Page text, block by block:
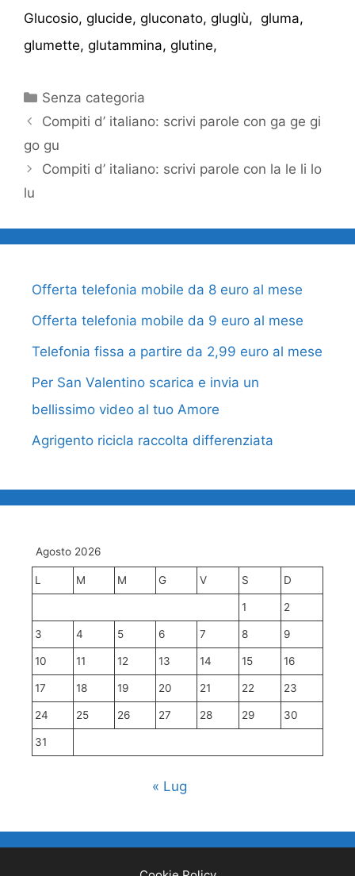
Glucosio, glucide, gluconato, gluglù, gluma,
glumette, glutammina, glutine,
Categorie
Senza categoria
Compiti d’ italiano: scrivi parole con ga ge gi
go gu
Compiti d’ italiano: scrivi parole con la le li lo
lu
Offerta telefonia mobile da 8 euro al mese
Offerta telefonia mobile da 9 euro al mese
Telefonia fissa a partire da 2,99 euro al mese
Per San Valentino scarica e invia un
bellissimo video al tuo Amore
Agrigento ricicla raccolta differenziata
Agosto 2026
L M M G V S D
1 2
3 4 5 6 7 8 9
10 11 12 13 14 15 16
17 18 19 20 21 22 23
24 25 26 27 28 29 30
31
« Lug